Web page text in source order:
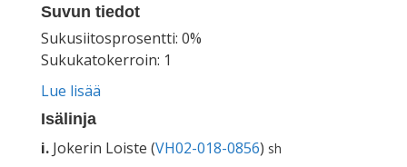
Suvun tiedot
Sukusiitosprosentti: 0%
Sukukatokerroin: 1
Lue lisää
Isälinja
i. Jokerin Loiste (VH02-018-0856) sh